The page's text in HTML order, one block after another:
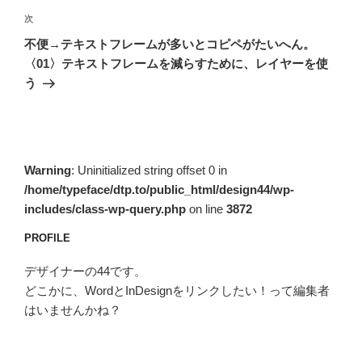
ゲ
ー
シ
ョ
次
の
投
稿
次
不便→テキストフレームが多いとコピペがたいへん。
〈01〉テキストフレームを減らすために、レイヤーを使
う
Warning: Uninitialized string offset 0 in
/home/typeface/dtp.to/public_html/design44/wp-
includes/class-wp-query.php on line 3872
PROFILE
デザイナーの44です。
どこかに、WordとInDesignをリンクしたい！って編集者
はいませんかね？